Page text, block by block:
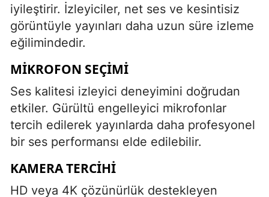
iyileştirir. İzleyiciler, net ses ve kesintisiz
görüntüyle yayınları daha uzun süre izleme
eğilimindedir.
MIKROFON SEÇIMI
Ses kalitesi izleyici deneyimini doğrudan
etkiler. Gürültü engelleyici mikrofonlar
tercih edilerek yayınlarda daha profesyonel
bir ses performansı elde edilebilir.
KAMERA TERCIHI
HD veya 4K çözünürlük destekleyen